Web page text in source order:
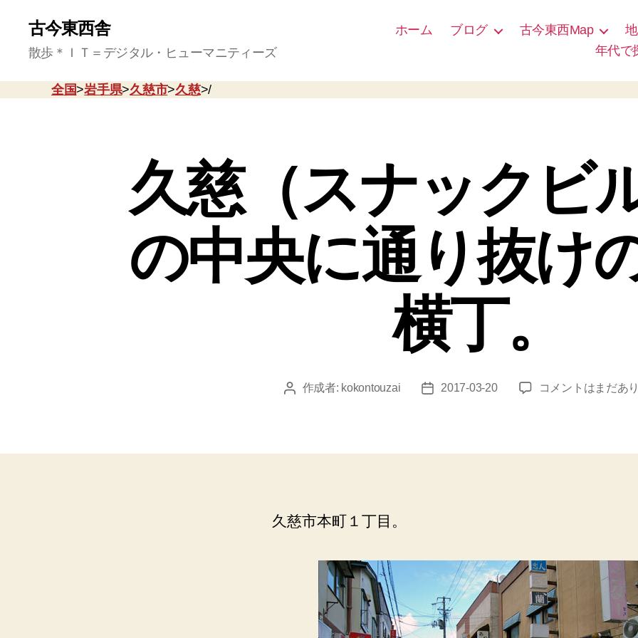
古今東西舎
散歩＊ＩＴ＝デジタル・ヒューマニティーズ
ホーム ブログ 古今東西Map
年代で
全国>岩手県>久慈市>久慈>/
久慈（スナックビ
の中央に通り抜け
横丁。
投 作成者: kokontouzai
投
2017-03-20
久
ッ
の
中
央
に
通
コメントはまだあ
久慈市本町１丁目。